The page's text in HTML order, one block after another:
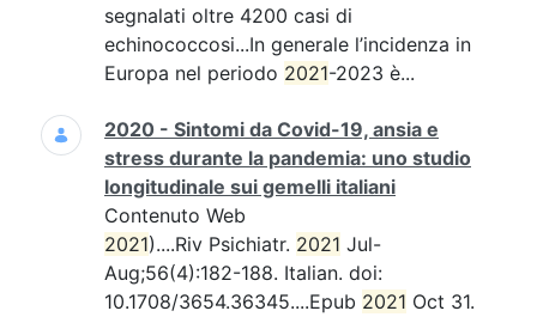
segnalati oltre 4200 casi di
echinococcosi...In generale l’incidenza in
Europa nel periodo 2021-2023 è...
2020 - Sintomi da Covid-19, ansia e
stress durante la pandemia: uno studio
longitudinale sui gemelli italiani
Contenuto Web
2021)....Riv Psichiatr. 2021 Jul-
Aug;56(4):182-188. Italian. doi:
10.1708/3654.36345....Epub 2021 Oct 31.